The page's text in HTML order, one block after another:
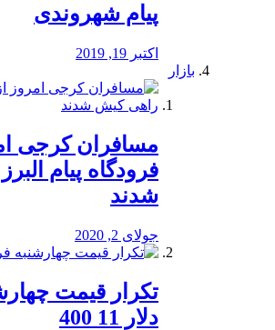
پیام شهروندی
اکتبر 19, 2019
بازار
مسافران کرجی
فرودگاه پیام
شدند
جولای 2, 2020
تکرار قیمت
دلار 11 400